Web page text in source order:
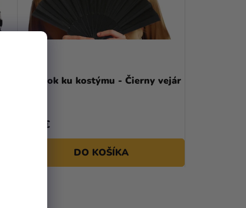
Doplnok ku kostýmu - Čierny vejár
2,69 €
DO KOŠÍKA